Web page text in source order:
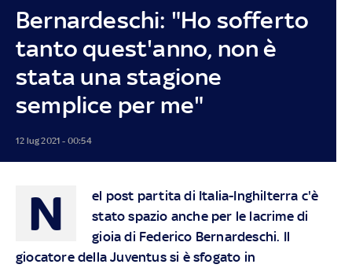
Bernardeschi: "Ho sofferto
tanto quest'anno, non è
stata una stagione
semplice per me"
12 lug 2021 - 00:54
N
el post partita di Italia-Inghilterra c'è
stato spazio anche per le lacrime di
gioia di Federico Bernardeschi. Il
giocatore della Juventus si è sfogato in